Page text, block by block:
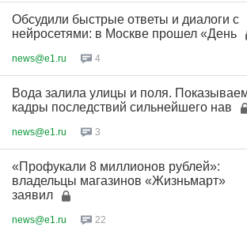
Обсудили быстрые ответы и диалоги с
нейросетями: в Москве прошел «День
news@e1.ru 4
Вода залила улицы и поля.
кадры последствий сильнейшего нав
news@e1.ru 3
«Профукали 8 миллионов рублей»:
владельцы магазинов «Жизньмарт»
заявил
news@e1.ru 22